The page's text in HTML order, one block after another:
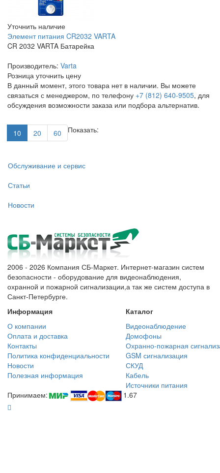
Уточнить наличие
Элемент питания CR2032 VARTA
CR 2032 VARTA Батарейка
Производитель: Varta
Розница уточнить цену
В данный момент, этого товара нет в наличии. Вы можете
связаться с менеджером, по телефону +7 (812) 640-9505, для
обсуждения возможности заказа или подбора альтернатив.
Показать:
10 20 60
Обслуживание и сервис
Статьи
Новости
2006 - 2026 Компания СБ-Маркет. Интернет-магазин систем
безопасности - оборудование для видеонаблюдения,
охранной и пожарной сигнализации,а так же систем доступа в
Санкт-Петербурге.
Информация
Каталог
О компании
Видеонаблюдение
Оплата и доставка
Домофоны
Контакты
Охранно-пожарная
Политика конфиденциальности
GSM сигнализация
Новости
СКУД
Полезная информация
Кабель
Источники питания
Принимаем:
1.67